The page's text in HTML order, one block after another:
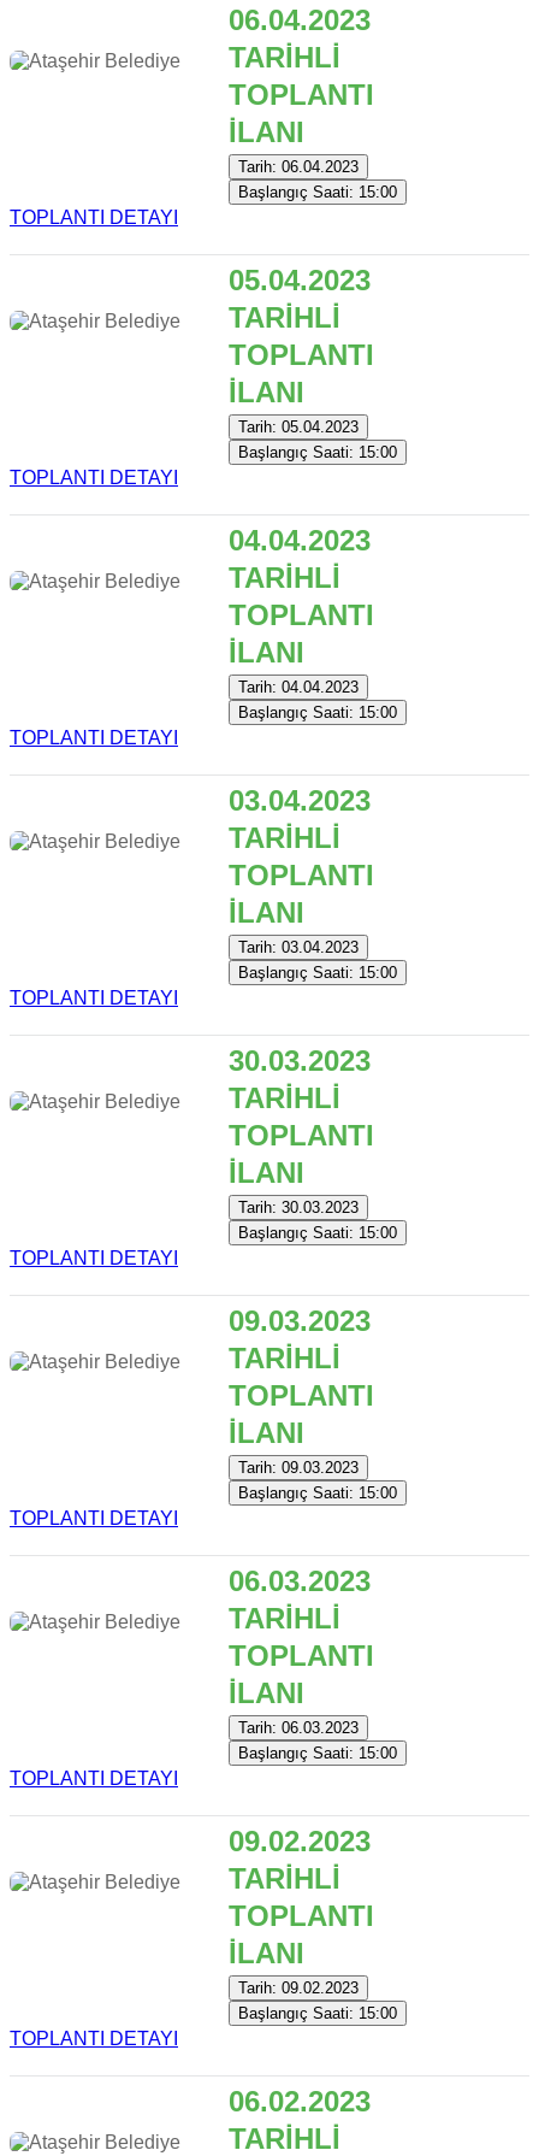
06.04.2023
TARİHLİ
TOPLANTI
İLANI
Tarih: 06.04.2023
Başlangıç Saati: 15:00
TOPLANTI DETAYI
05.04.2023
TARİHLİ
TOPLANTI
İLANI
Tarih: 05.04.2023
Başlangıç Saati: 15:00
TOPLANTI DETAYI
04.04.2023
TARİHLİ
TOPLANTI
İLANI
Tarih: 04.04.2023
Başlangıç Saati: 15:00
TOPLANTI DETAYI
03.04.2023
TARİHLİ
TOPLANTI
İLANI
Tarih: 03.04.2023
Başlangıç Saati: 15:00
TOPLANTI DETAYI
30.03.2023
TARİHLİ
TOPLANTI
İLANI
Tarih: 30.03.2023
Başlangıç Saati: 15:00
TOPLANTI DETAYI
09.03.2023
TARİHLİ
TOPLANTI
İLANI
Tarih: 09.03.2023
Başlangıç Saati: 15:00
TOPLANTI DETAYI
06.03.2023
TARİHLİ
TOPLANTI
İLANI
Tarih: 06.03.2023
Başlangıç Saati: 15:00
TOPLANTI DETAYI
09.02.2023
TARİHLİ
TOPLANTI
İLANI
Tarih: 09.02.2023
Başlangıç Saati: 15:00
TOPLANTI DETAYI
06.02.2023
TARİHLİ